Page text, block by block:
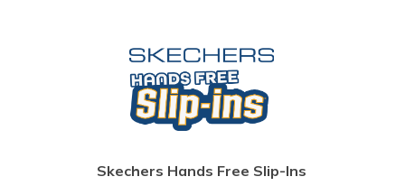
Skechers Hands Free Slip-Ins